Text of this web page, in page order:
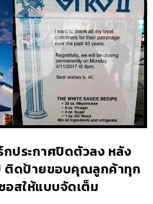
กประกาศปิดตัวลง หลัง
ติดป้ายขอบคุณลูกค้าทุก
อสให้แบบจัดเต็ม